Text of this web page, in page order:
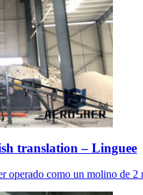
translation – Linguee
operado como un molino de